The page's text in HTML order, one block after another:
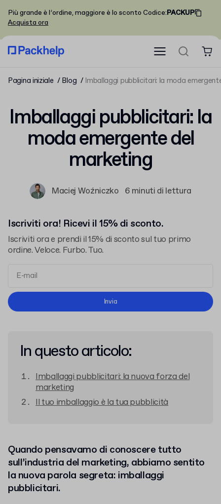
Più grande è l’ordine, maggiore è lo sconto Codice:PACKUP
Acquista ora
Pagina iniziale Blog Imballaggi pubblicitari: la moda
Imballaggi pubblicitari: la
moda emergente del
marketing
Maciej Woźniczko 6 minuti di lettura
Iscriviti ora! Ricevi il 15% di sconto.
Iscriviti ora e prendi il 15% di sconto sul tuo primo
ordine. Veloce. Furbo. Tuo.
termini e le condizioni l'informativa sulla privacy
Invia
In questo articolo:
Imballaggi pubblicitari: la nuova forza del
marketing
Il tuo imballaggio è la tua pubblicità
Quando pensavamo di conoscere tutto
sull’industria del marketing, abbiamo sentito
la nuova parola segreta: imballaggi
pubblicitari.